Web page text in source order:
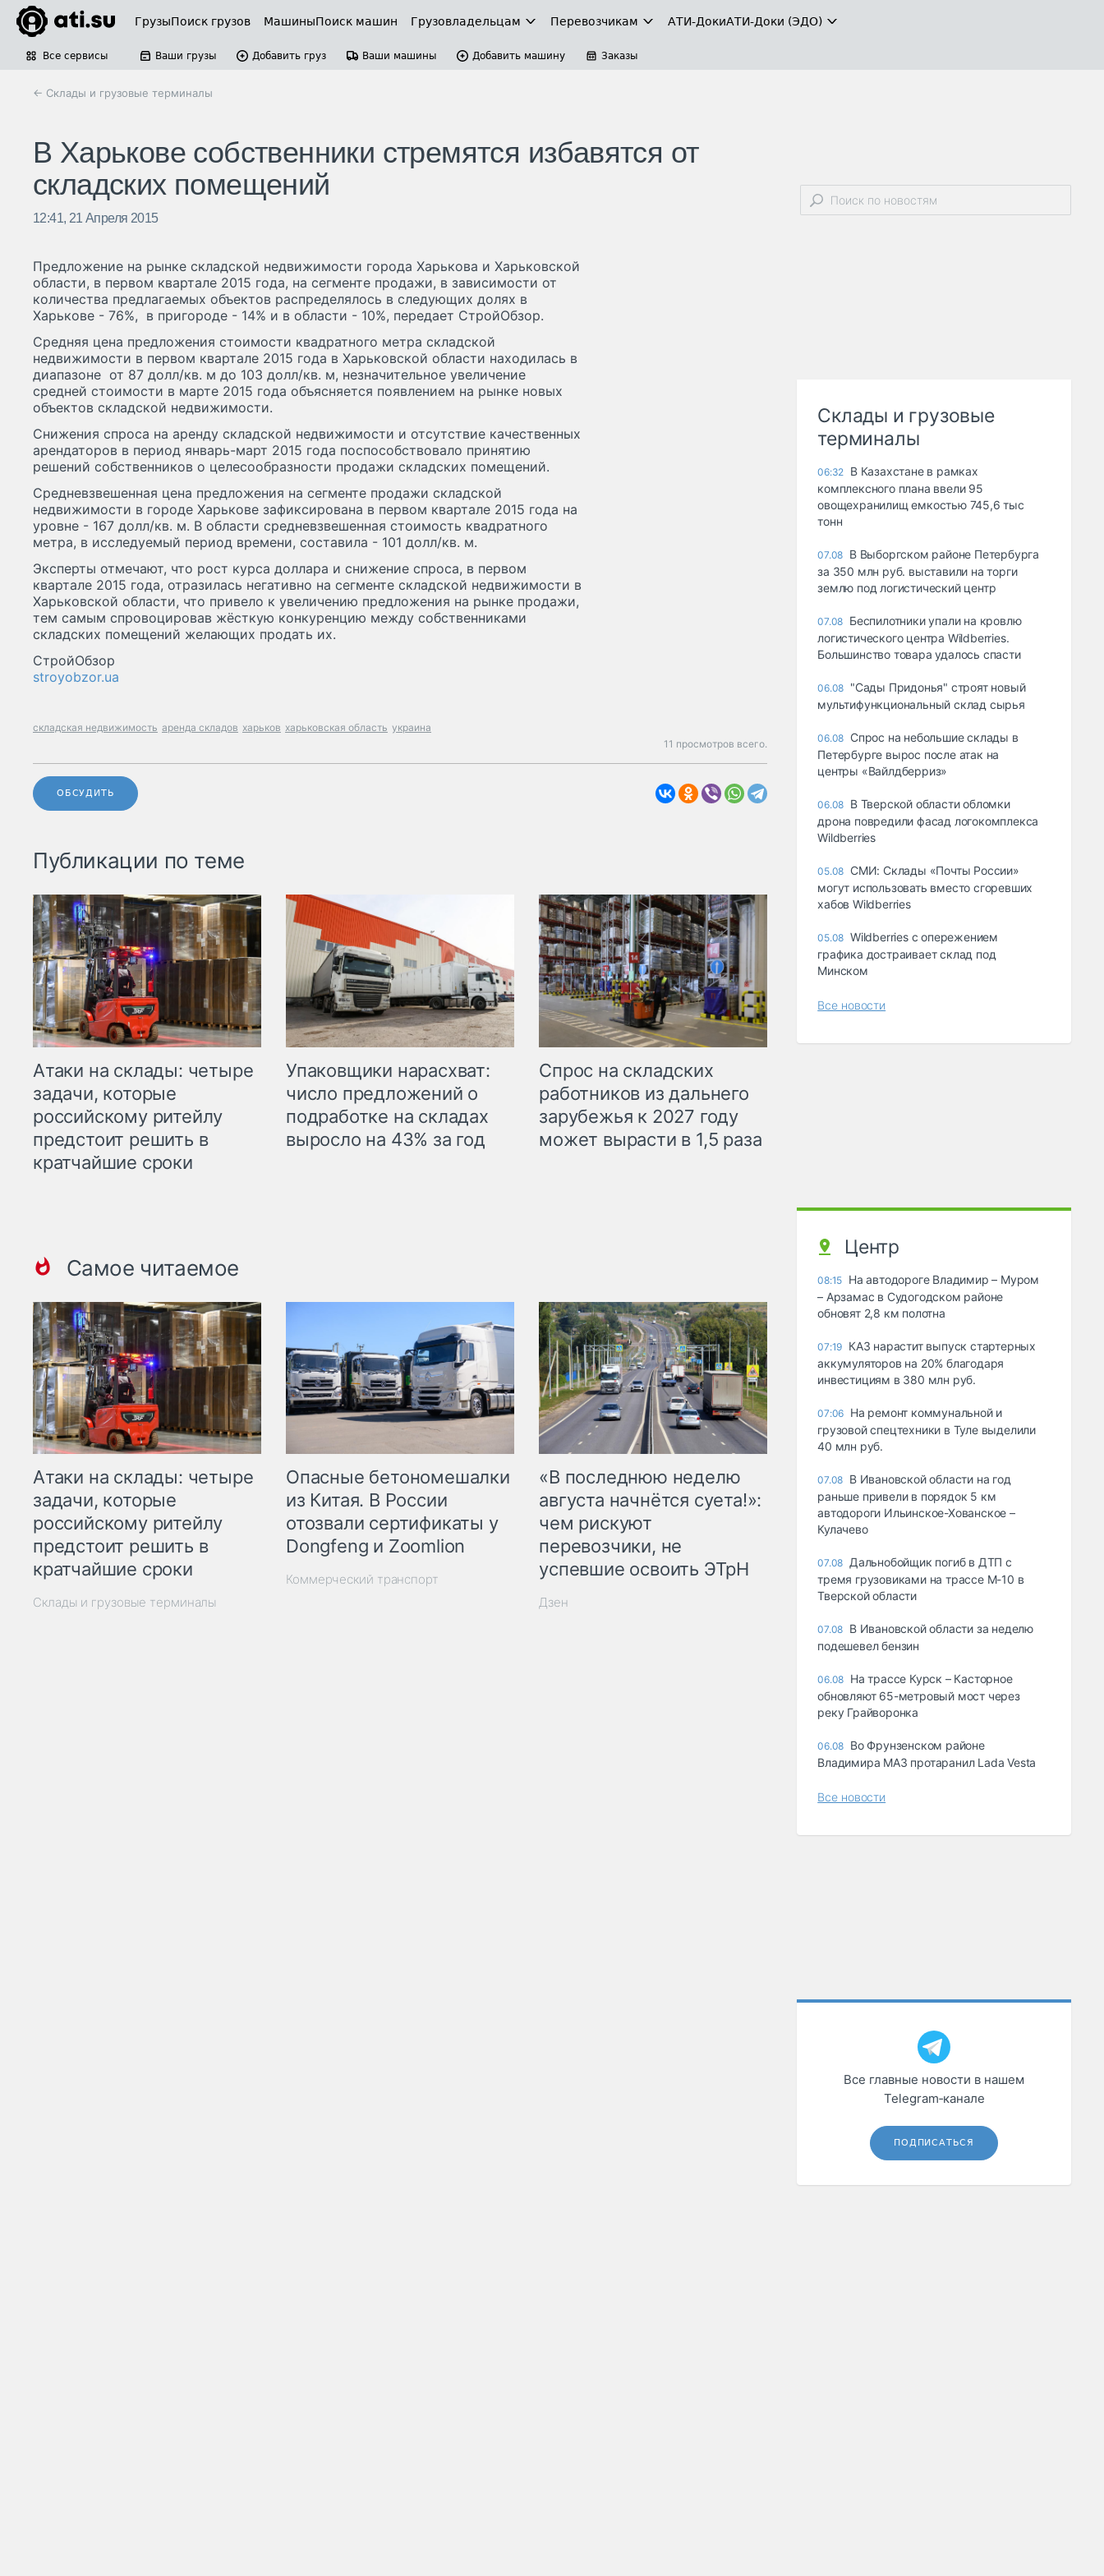
ГрузыПоиск грузов МашиныПоиск машин Грузовладельцам Перевозчикам АТИ-ДокиАТИ-Доки (ЭДО)
Все сервисы Ваши грузы Добавить груз Ваши машины Добавить машину Заказы
← Склады и грузовые терминалы
В Харькове собственники стремятся избавятся от
складских помещений
12:41, 21 Апреля 2015
Предложение на рынке складской недвижимости города Харькова и Харьковской
области, в первом квартале 2015 года, на сегменте продажи, в зависимости от
количества предлагаемых объектов распределялось в следующих долях в
Харькове - 76%, в пригороде - 14% и в области - 10%, передает СтройОбзор.
Средняя цена предложения стоимости квадратного метра складской
недвижимости в первом квартале 2015 года в Харьковской области находилась в
диапазоне от 87 долл/кв. м до 103 долл/кв. м, незначительное увеличение
средней стоимости в марте 2015 года объясняется появлением на рынке новых
объектов складской недвижимости.
Снижения спроса на аренду складской недвижимости и отсутствие качественных
арендаторов в период январь-март 2015 года поспособствовало принятию
решений собственников о целесообразности продажи складских помещений.
Средневзвешенная цена предложения на сегменте продажи складской
недвижимости в городе Харькове зафиксирована в первом квартале 2015 года на
уровне - 167 долл/кв. м. В области средневзвешенная стоимость квадратного
метра, в исследуемый период времени, составила - 101 долл/кв. м.
Эксперты отмечают, что рост курса доллара и снижение спроса, в первом
квартале 2015 года, отразилась негативно на сегменте складской недвижимости в
Харьковской области, что привело к увеличению предложения на рынке продажи,
тем самым спровоцировав жёсткую конкуренцию между собственниками
складских помещений желающих продать их.
СтройОбзор
stroyobzor.ua
складская недвижимость аренда складов харьков харьковская область украина
11 просмотров всего.
ОБСУДИТЬ
Публикации по теме
Атаки на склады: четыре
задачи, которые
российскому ритейлу
предстоит решить в
кратчайшие сроки
Упаковщики нарасхват:
число предложений о
подработке на складах
выросло на 43% за год
Спрос на складских
работников из дальнего
зарубежья к 2027 году
может вырасти в 1,5 раза
Самое читаемое
Атаки на склады: четыре
задачи, которые
российскому ритейлу
предстоит решить в
кратчайшие сроки
Склады и грузовые терминалы
Опасные бетономешалки
из Китая. В России
отозвали сертификаты у
Dongfeng и Zoomlion
Коммерческий транспорт
«В последнюю неделю
августа начнётся суета!»:
чем рискуют
перевозчики, не
успевшие освоить ЭТрН
Дзен
Склады и грузовые
терминалы
06:32 В Казахстане в рамках
комплексного плана ввели 95
овощехранилищ емкостью 745,6 тыс
тонн
07.08 В Выборгском районе Петербурга
за 350 млн руб. выставили на торги
землю под логистический центр
07.08 Беспилотники упали на кровлю
логистического центра Wildberries.
Большинство товара удалось спасти
06.08 "Сады Придонья" строят новый
мультифункциональный склад сырья
06.08 Спрос на небольшие склады в
Петербурге вырос после атак на
центры «Вайлдберриз»
06.08 В Тверской области обломки
дрона повредили фасад логокомплекса
Wildberries
05.08 СМИ: Склады «Почты России»
могут использовать вместо сгоревших
хабов Wildberries
05.08 Wildberries с опережением
графика достраивает склад под
Минском
Все новости
Центр
08:15 На автодороге Владимир – Муром
– Арзамас в Судогодском районе
обновят 2,8 км полотна
07:19 КАЗ нарастит выпуск стартерных
аккумуляторов на 20% благодаря
инвестициям в 380 млн руб.
07:06 На ремонт коммунальной и
грузовой спецтехники в Туле выделили
40 млн руб.
07.08 В Ивановской области на год
раньше привели в порядок 5 км
автодороги Ильинское-Хованское –
Кулачево
07.08 Дальнобойщик погиб в ДТП с
тремя грузовиками на трассе М-10 в
Тверской области
07.08 В Ивановской области за неделю
подешевел бензин
06.08 На трассе Курск – Касторное
обновляют 65-метровый мост через
реку Грайворонка
06.08 Во Фрунзенском районе
Владимира МАЗ протаранил Lada Vesta
Все новости
Все главные новости в нашем
Telegram‑канале
ПОДПИСАТЬСЯ